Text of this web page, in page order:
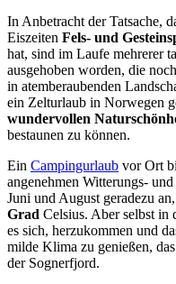
In Anbetracht der Tatsache,
Eiszeiten Fels- und
hat, sind im Laufe mehrerer
ausgehoben worden, die
in atemberaubenden
ein Zelturlaub in Norwegen
wundervollen
bestaunen zu können.
Ein Campingurlaub vor Ort
angenehmen Witterungs-
Juni und August geradezu
Grad Celsius. Aber selbst in
es sich, herzukommen und
milde Klima zu genießen,
der Sognerfjord.